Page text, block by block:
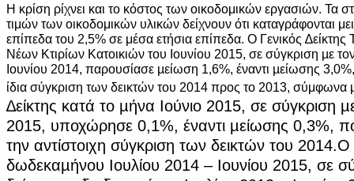
Η κρίση ρίχνει και το κόστος των οικοδομικών εργασιών. Τα
τιμών των οικοδομικών υλικών δείχνουν ότι καταγράφονται
επίπεδα του 2,5% σε μέσα ετήσια επίπεδα. Ο Γενικός
Νέων Κτιρίων Κατοικιών του Ιουνίου 2015, σε σύγκριση µε τον
Ιουνίου 2014, παρουσίασε µείωση 1,6%, έναντι µείωσης
ίδια σύγκριση των δεικτών του 2014 προς το 2013, σύμφωνα
∆είκτης κατά το µήνα Ιούνιο 2015, σε σύγκριση
2015, υποχώρησε 0,1%, έναντι µείωσης 0,3%,
την αντίστοιχη σύγκριση των δεικτών του 2014.Ο
δωδεκαµήνου Ιουλίου 2014 – Ιουνίου 2015, σε